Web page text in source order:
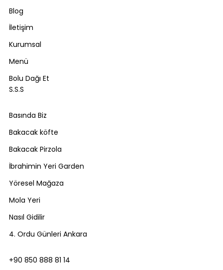
Blog
İletişim
Kurumsal
Menü
Bolu Dağı Et
S.S.S
Basında Biz
Bakacak köfte
Bakacak Pirzola
İbrahimin Yeri Garden
Yöresel Mağaza
Mola Yeri
Nasıl Gidilir
4. Ordu Günleri Ankara
+90 850 888 81 14